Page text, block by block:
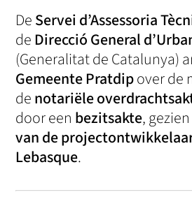
DeServei d’Assessoria
deDirecció General
(Generalitat de Catalunya)
Gemeente Pratdipover de
denotariële
door een bezitsakte,
van de
Lebasque.